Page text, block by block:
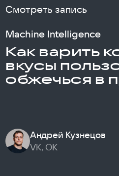
Смотреть запись
Machine Intelligence
Как варить
вкусы
обжечься в
Андрей Кузнецов
VK, ОК